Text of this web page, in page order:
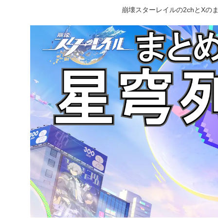
崩壊スターレイルの2chとXの